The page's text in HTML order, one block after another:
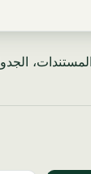
الجدول